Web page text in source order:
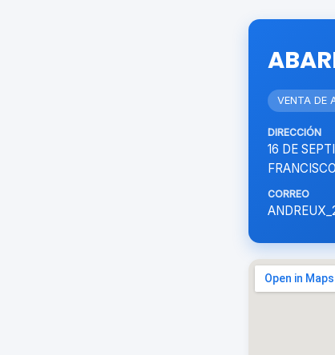
VENTA DE
DIRECCIÓN
16 DE
CORREO